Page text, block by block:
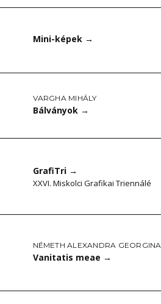
Mini-képek →
VARGHA MIHÁLY
Bálványok →
GrafiTri →
XXVI. Miskolci Grafikai Triennálé
NÉMETH ALEXANDRA GEORGINA
Vanitatis meae →